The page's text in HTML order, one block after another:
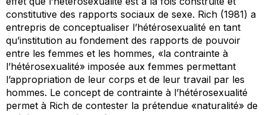
constitutive des rapports sociaux de sexe. Rich (1981) a
entrepris de conceptualiser l’hétérosexualité en tant
qu’institution au fondement des rapports de pouvoir
entre les femmes et les hommes, «la contrainte à
l’hétérosexualité» imposée aux femmes permettant
l’appropriation de leur corps et de leur travail par les
hommes. Le concept de contrainte à l’hétérosexualité
permet à Rich de contester la prétendue «naturalité» de